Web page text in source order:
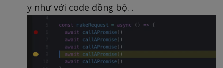
y như với code đồng bộ. .